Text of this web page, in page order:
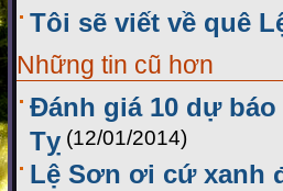
Tôi sẽ viết về quê
Những tin cũ hơn
Đánh giá 10 dự
Tỵ (12/01/2014)
Lệ Sơn ơi cứ xanh